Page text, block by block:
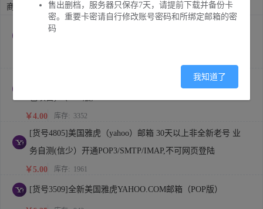
商品列表
[货号1502]美国雅虎（yahoo）邮箱 30天以上非全新老号 业
[货号4915]美国雅虎（yahoo）邮箱 非全新老号 (信少）（不
￥4.00 库存: 3352
[货号4805]美国雅虎（yahoo）邮箱 30天以上非全新老号 业
务自测(信少）开通POP3/SMTP/IMAP,不可网页登陆
￥5.00 库存: 1961
[货号3509]全新美国雅虎YAHOO.COM邮箱（POP版）
售出删档，服务器只保存7天，请提前下载并备份卡
密。重要卡密请自行修改账号密码和所绑定邮箱的密
码
我知道了